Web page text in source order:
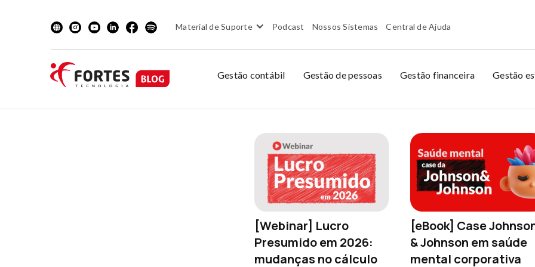
Material de Suporte Podcast Nossos Sistemas Central de Ajuda
Gestão contábil Gestão de pessoas Gestão financeira Gestão
[Webinar] Lucro
Presumido em 2026:
mudanças no cálculo
[eBook] Case
& Johnson em saúde
mental corporativa